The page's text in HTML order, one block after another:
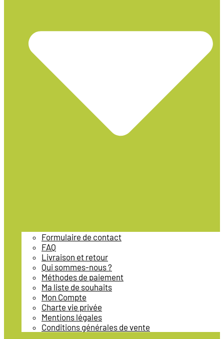
Formulaire de contact
FAQ
Livraison et retour
Qui sommes-nous ?
Méthodes de paiement
Ma liste de souhaits
Mon Compte
Charte vie privée
Mentions légales
Conditions générales de vente